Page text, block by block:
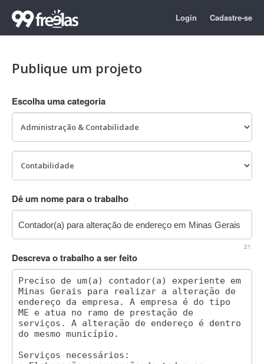
Login Cadastre-se
Publique um projeto
Escolha uma categoria
Dê um nome para o trabalho
21
Descreva o trabalho a ser feito